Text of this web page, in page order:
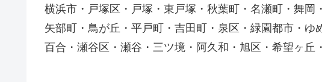
横浜市・戸塚区・戸塚・東戸塚・秋葉町・名瀬町・舞
矢部町・鳥が丘・平戸町・吉田町・泉区・緑園都市・
百合・瀬谷区・瀬谷・三ツ境・阿久和・旭区・希望ヶ